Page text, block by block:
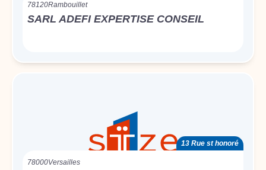
78120Rambouillet
SARL ADEFI EXPERTISE CONSEIL
13 Rue st honoré
78000Versailles